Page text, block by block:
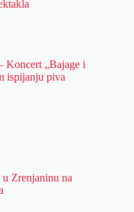
Koncert „Bajage i
ispijanju piva
Zrenjaninu na